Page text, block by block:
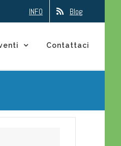
INFO Blog
Contattaci